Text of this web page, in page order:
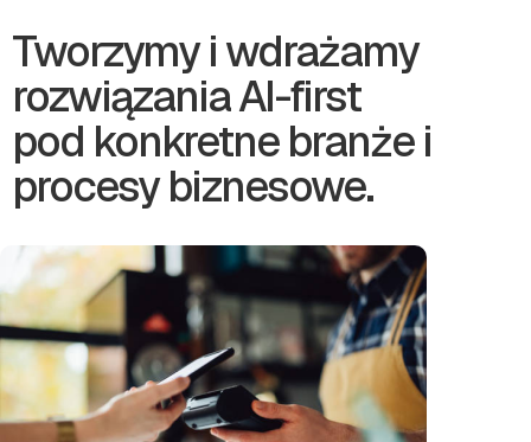
Tworzymy i wdrażamy
rozwiązania AI-first
pod konkretne branże i
procesy biznesowe.